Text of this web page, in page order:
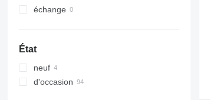
échange
État
neuf
d'occasion